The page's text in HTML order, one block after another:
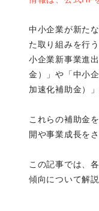
中小企業が新た
た取り組みを行
小企業新事業進
金）」や「中小
加速化補助金）
これらの補助金
開や事業成長を
この記事では、
傾向について解説